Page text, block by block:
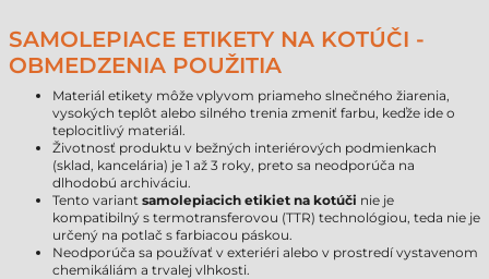
SAMOLEPIACE ETIKETY NA KOTÚČI -
OBMEDZENIA POUŽITIA
Materiál etikety môže vplyvom priameho slnečného žiarenia,
vysokých teplôt alebo silného trenia zmeniť farbu, keďže ide o
teplocitlivý materiál.
Životnosť produktu v bežných interiérových podmienkach
(sklad, kancelária) je 1 až 3 roky, preto sa neodporúča na
dlhodobú archiváciu.
Tento variant samolepiacich etikiet na kotúči nie je
kompatibilný s termotransferovou (TTR) technológiou, teda nie je
určený na potlač s farbiacou páskou.
Neodporúča sa používať v exteriéri alebo v prostredí vystavenom
chemikáliám a trvalej vlhkosti.